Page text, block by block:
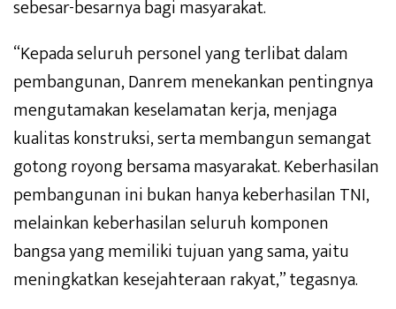
sebesar-besarnya bagi masyarakat.
“Kepada seluruh personel yang terlibat dalam
pembangunan, Danrem menekankan pentingnya
mengutamakan keselamatan kerja, menjaga
kualitas konstruksi, serta membangun semangat
gotong royong bersama masyarakat. Keberhasilan
pembangunan ini bukan hanya keberhasilan TNI,
melainkan keberhasilan seluruh komponen
bangsa yang memiliki tujuan yang sama, yaitu
meningkatkan kesejahteraan rakyat,” tegasnya.